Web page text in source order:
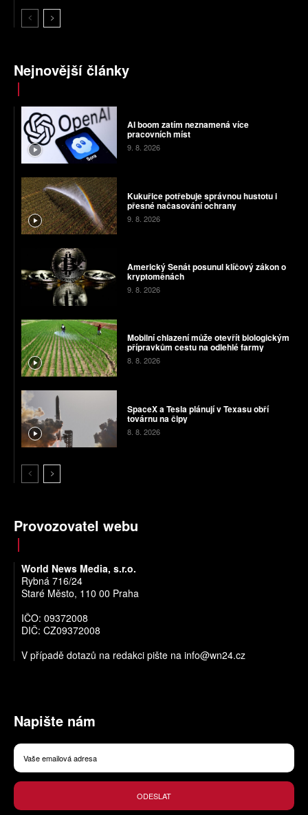
Nejnovější články
AI boom zatím neznamená více
pracovních míst
9. 8. 2026
Kukuřice potřebuje správnou hustotu i
přesné načasování ochrany
9. 8. 2026
Americký Senát posunul klíčový zákon o
kryptoměnách
9. 8. 2026
Mobilní chlazení může otevřít biologickým
přípravkům cestu na odlehlé farmy
8. 8. 2026
SpaceX a Tesla plánují v Texasu obří
továrnu na čipy
8. 8. 2026
Provozovatel webu
World News Media, s.r.o.
Rybná 716/24
Staré Město, 110 00 Praha
IČO: 09372008
DIČ: CZ09372008
V případě dotazů na redakci pište na info@wn24.cz
Napište nám
ODESLAT